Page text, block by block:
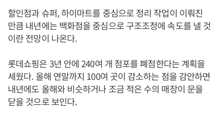
할인점과 슈퍼, 하이마트를 중심으로 정리 작업이 이뤄진
만큼 내년에는 백화점을 중심으로 구조조정에 속도를 낼 것
이란 전망이 나온다.
롯데쇼핑은 3년 안에 240여 개 점포를 폐점한다는 계획을
세웠다. 올해 연말까지 100여 곳이 감소하는 점을 감안하면
내년에도 올해와 비슷하거나 조금 적은 수의 매장이 문을
닫을 것으로 보인다.